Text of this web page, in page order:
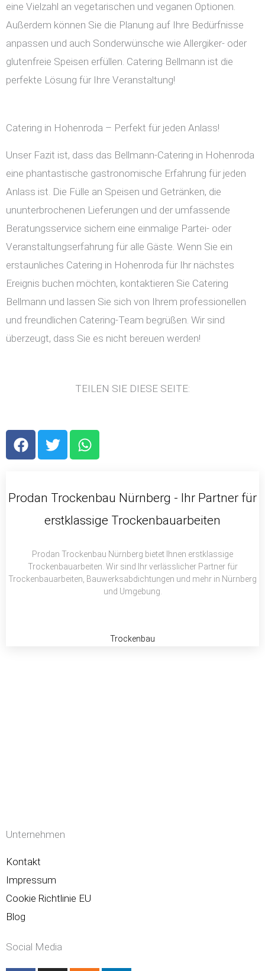
eine Vielzahl an vegetarischen und veganen Optionen.
Außerdem können Sie die Planung auf Ihre Bedürfnisse
anpassen und auch Sonderwünsche wie Allergiker- oder
glutenfreie Speisen erfüllen. Catering Bellmann ist die
perfekte Lösung für Ihre Veranstaltung!
Catering in Hohenroda – Perfekt für jeden Anlass!
Unser Fazit ist, dass das Bellmann-Catering in Hohenroda
eine phantastische gastronomische Erfahrung für jeden
Anlass ist. Die Fülle an Speisen und Getränken, die
ununterbrochenen Lieferungen und der umfassende
Beratungsservice sichern eine einmalige Partei- oder
Veranstaltungserfahrung für alle Gäste. Wenn Sie ein
erstaunliches Catering in Hohenroda für Ihr nächstes
Ereignis buchen möchten, kontaktieren Sie Catering
Bellmann und lassen Sie sich von Ihrem professionellen
und freundlichen Catering-Team begrüßen. Wir sind
überzeugt, dass Sie es nicht bereuen werden!
TEILEN SIE DIESE SEITE:
F
a
b
T
w
t
r
W
h
s
p
Prodan Trockenbau Nürnberg - Ihr Partner für
erstklassige Trockenbauarbeiten
Prodan Trockenbau Nürnberg bietet Ihnen erstklassige
Trockenbauarbeiten. Wir sind Ihr verlässlicher Partner für
Trockenbauarbeiten, Bauwerksabdichtungen und mehr in Nürnberg
und Umgebung.
Trockenbau
Unternehmen
Kontakt
Impressum
Cookie Richtlinie EU
Blog
Social Media